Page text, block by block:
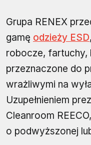
Grupa RENEX
gamę odzieży ESD
robocze, fartuchy,
przeznaczone do
wrażliwymi na
Uzupełnieniem
Cleanroom
o podwyższonej